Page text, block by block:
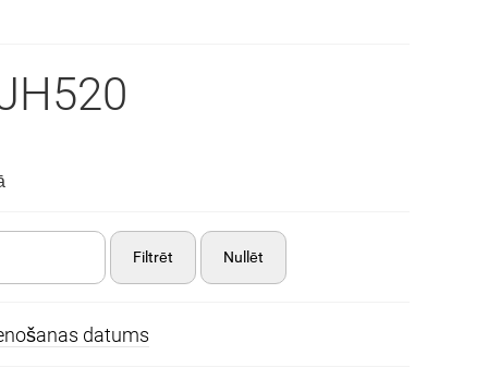
Filtrēt Nullēt
datums